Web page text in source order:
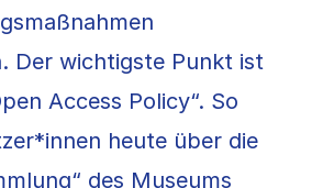
Der wichtigste Punkt ist
Access Policy“. So
heute über die
des Museums